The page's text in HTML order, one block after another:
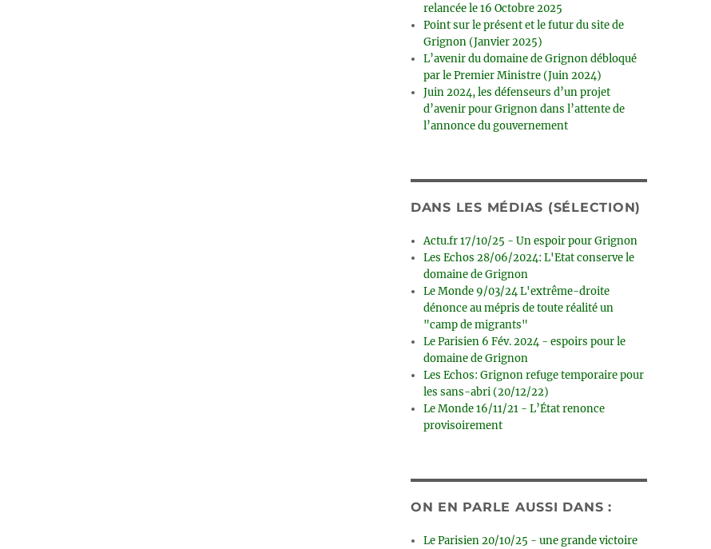
relancée le 16 Octobre 2025
Point sur le présent et le futur du site de
Grignon (Janvier 2025)
L’avenir du domaine de Grignon débloqué
par le Premier Ministre (Juin 2024)
Juin 2024, les défenseurs d’un projet
d’avenir pour Grignon dans l’attente de
l’annonce du gouvernement
DANS LES MÉDIAS (SÉLECTION)
Actu.fr 17/10/25 - Un espoir pour Grignon
Les Echos 28/06/2024: L'Etat conserve le
domaine de Grignon
Le Monde 9/03/24 L'extrême-droite
dénonce au mépris de toute réalité un
"camp de migrants"
Le Parisien 6 Fév. 2024 - espoirs pour le
domaine de Grignon
Les Echos: Grignon refuge temporaire pour
les sans-abri (20/12/22)
Le Monde 16/11/21 - L’État renonce
provisoirement
ON EN PARLE AUSSI DANS :
Le Parisien 20/10/25 - une grande victoire